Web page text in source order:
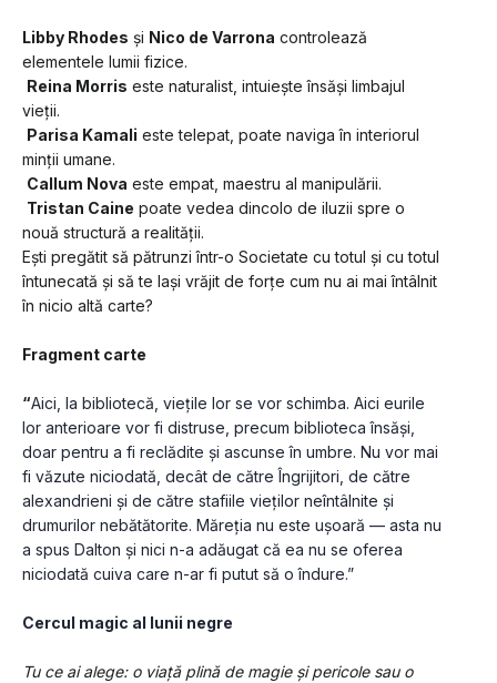
Libby Rhodes și Nico de Varrona controlează
elementele lumii fizice.
Reina Morris este naturalist, intuiește însăși limbajul
vieții.
Parisa Kamali este telepat, poate naviga în interiorul
minții umane.
Callum Nova este empat, maestru al manipulării.
Tristan Caine poate vedea dincolo de iluzii spre o
nouă structură a realității.
Ești pregătit să pătrunzi într-o Societate cu totul și cu totul
întunecată și să te lași vrăjit de forțe cum nu ai mai întâlnit
în nicio altă carte?
Fragment carte
“Aici, la bibliotecă, viețile lor se vor schimba. Aici eurile
lor anterioare vor fi distruse, precum biblioteca însăși,
doar pentru a fi reclădite și ascunse în umbre. Nu vor mai
fi văzute niciodată, decât de către Îngrijitori, de către
alexandrieni și de către stafiile vieților neîntâlnite și
drumurilor nebătătorite. Măreția nu este ușoară — asta nu
a spus Dalton și nici n-a adăugat că ea nu se oferea
niciodată cuiva care n-ar fi putut să o îndure.”
Cercul magic al lunii negre
Tu ce ai alege: o viață plină de magie și pericole sau o